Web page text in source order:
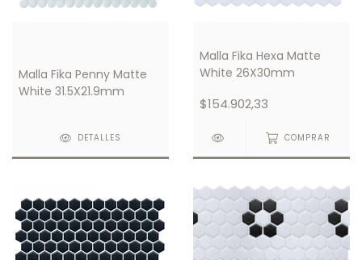
Malla Fika Penny Matte
White 31.5X21.9mm
DETALLES
Malla Fika Hexa Matte
White 26X30mm
$154.902,33
COMPRAR